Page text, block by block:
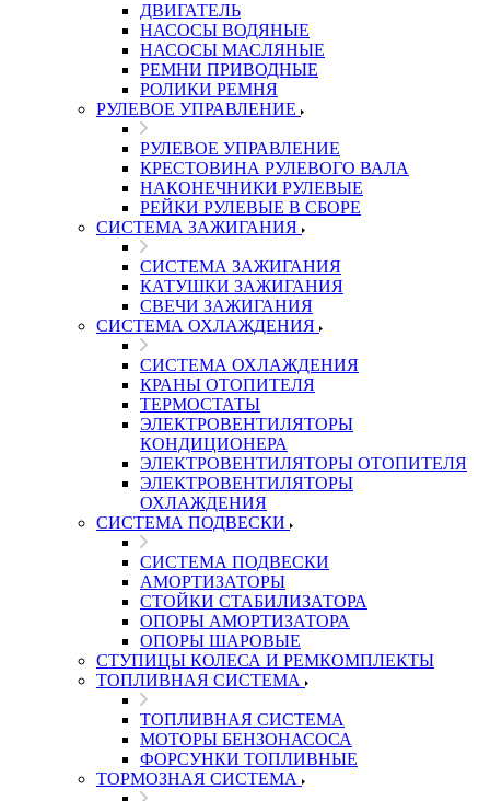
ДВИГАТЕЛЬ
НАСОСЫ ВОДЯНЫЕ
НАСОСЫ МАСЛЯНЫЕ
РЕМНИ ПРИВОДНЫЕ
РОЛИКИ РЕМНЯ
РУЛЕВОЕ УПРАВЛЕНИЕ
РУЛЕВОЕ УПРАВЛЕНИЕ
КРЕСТОВИНА РУЛЕВОГО ВАЛА
НАКОНЕЧНИКИ РУЛЕВЫЕ
РЕЙКИ РУЛЕВЫЕ В СБОРЕ
СИСТЕМА ЗАЖИГАНИЯ
СИСТЕМА ЗАЖИГАНИЯ
КАТУШКИ ЗАЖИГАНИЯ
СВЕЧИ ЗАЖИГАНИЯ
СИСТЕМА ОХЛАЖДЕНИЯ
СИСТЕМА ОХЛАЖДЕНИЯ
КРАНЫ ОТОПИТЕЛЯ
ТЕРМОСТАТЫ
ЭЛЕКТРОВЕНТИЛЯТОРЫ
КОНДИЦИОНЕРА
ЭЛЕКТРОВЕНТИЛЯТОРЫ ОТОПИТЕЛЯ
ЭЛЕКТРОВЕНТИЛЯТОРЫ
ОХЛАЖДЕНИЯ
СИСТЕМА ПОДВЕСКИ
СИСТЕМА ПОДВЕСКИ
АМОРТИЗАТОРЫ
СТОЙКИ СТАБИЛИЗАТОРА
ОПОРЫ АМОРТИЗАТОРА
ОПОРЫ ШАРОВЫЕ
СТУПИЦЫ КОЛЕСА И РЕМКОМПЛЕКТЫ
ТОПЛИВНАЯ СИСТЕМА
ТОПЛИВНАЯ СИСТЕМА
МОТОРЫ БЕНЗОНАСОСА
ФОРСУНКИ ТОПЛИВНЫЕ
ТОРМОЗНАЯ СИСТЕМА